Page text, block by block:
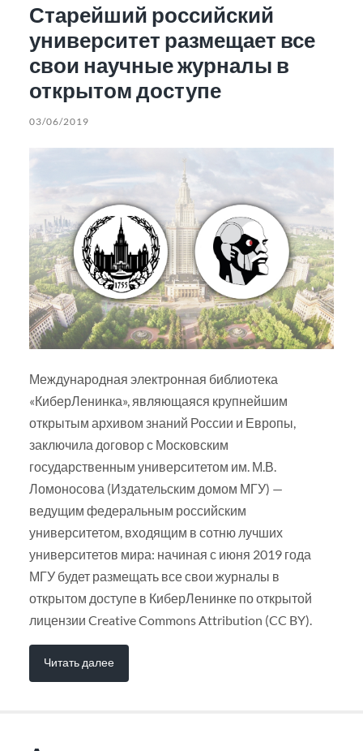
Старейший российский
университет размещает все
свои научные журналы в
открытом доступе
03/06/2019
Международная электронная библиотека
«КиберЛенинка», являющаяся крупнейшим
открытым архивом знаний России и Европы,
заключила договор с Московским
государственным университетом им. М.В.
Ломоносова (Издательским домом МГУ) —
ведущим федеральным российским
университетом, входящим в сотню лучших
университетов мира: начиная с июня 2019 года
МГУ будет размещать все свои журналы в
открытом доступе в КиберЛенинке по открытой
лицензии Creative Commons Attribution (CC BY).
Читать далее